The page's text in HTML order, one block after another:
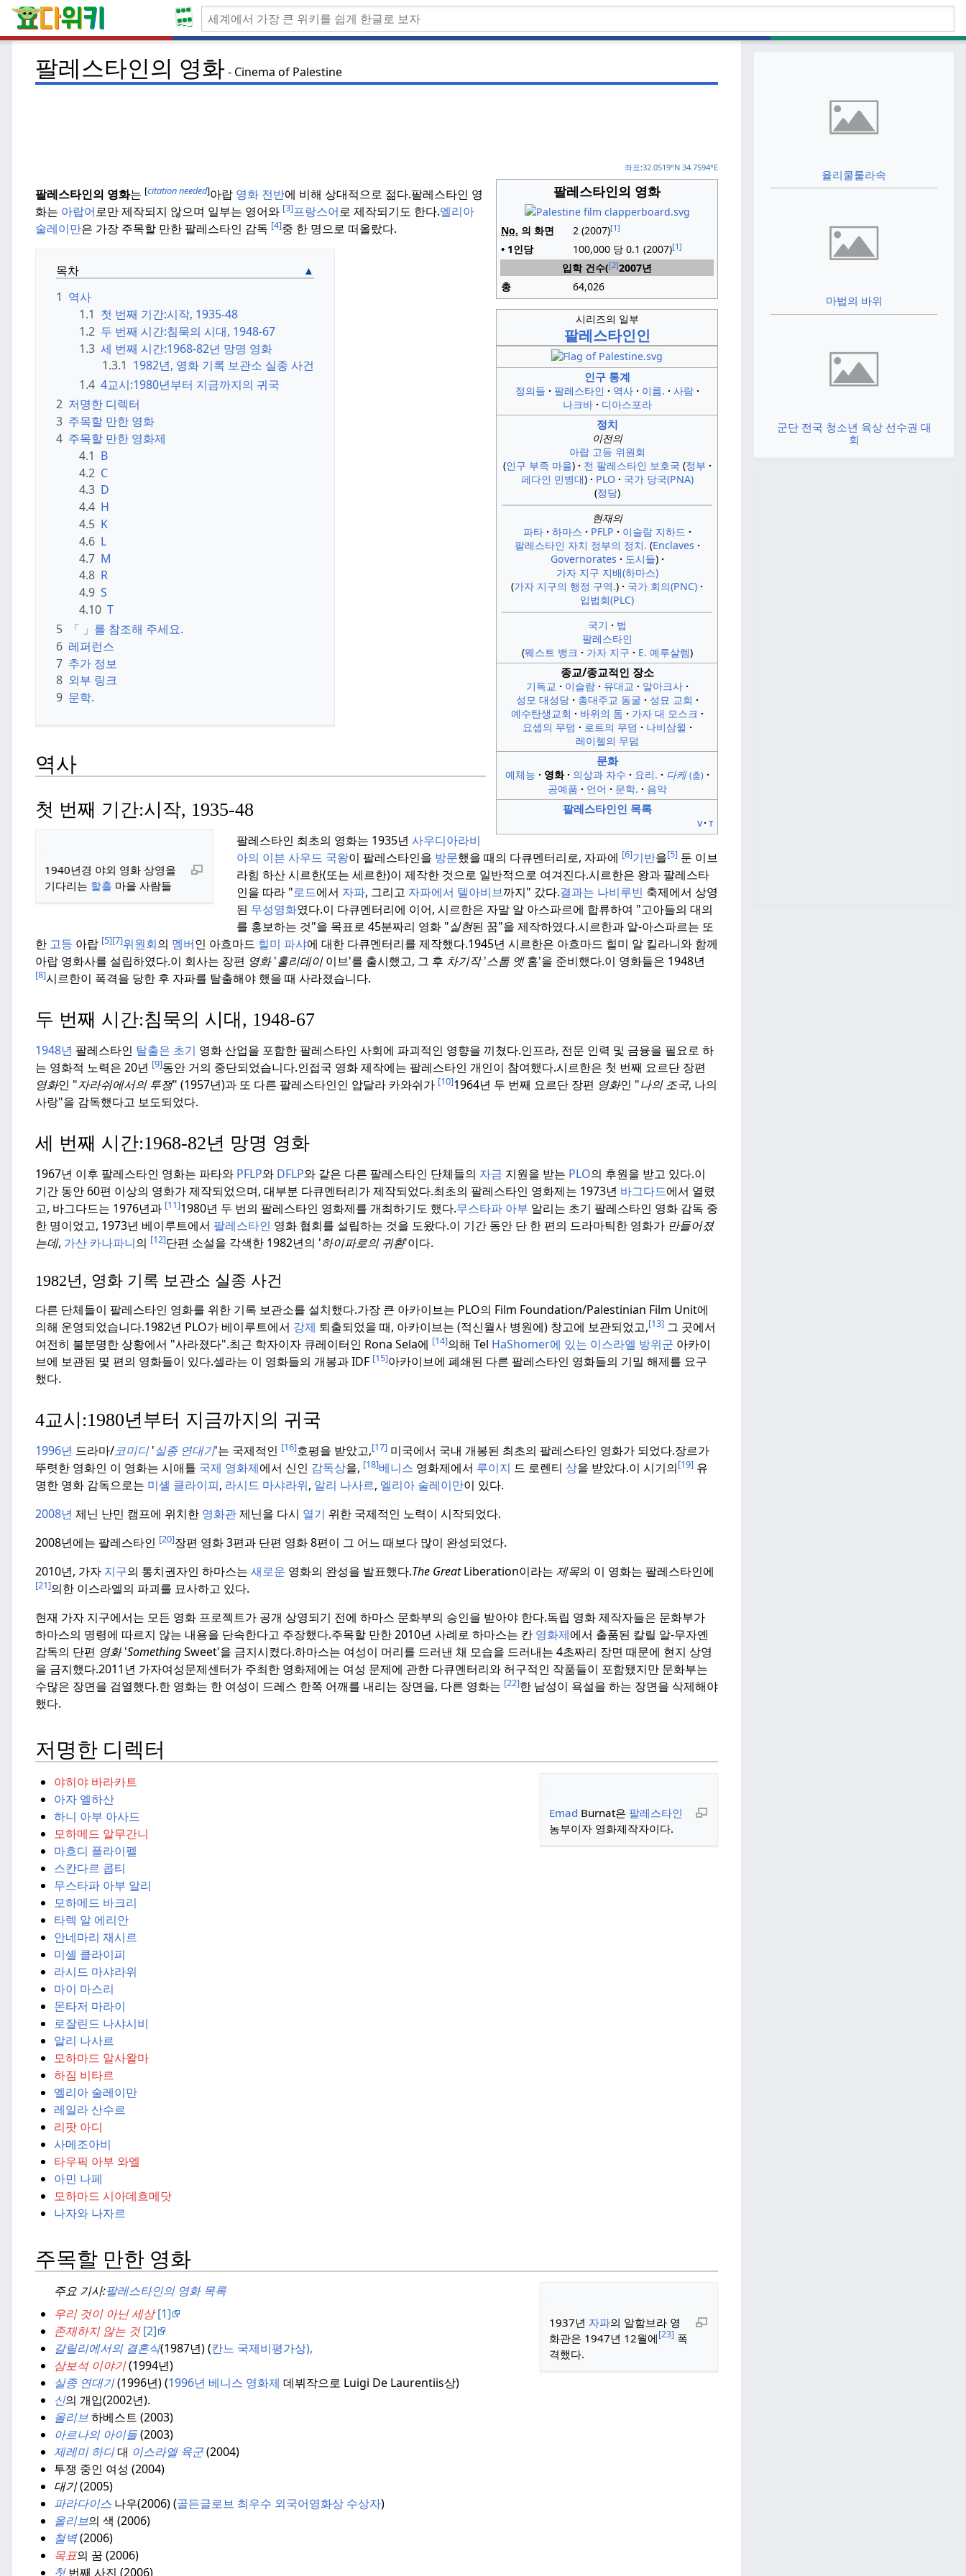
팔레스타인의 영화 Cinema of Palestine
팔레스타인의 영화
No. 의 화면 2 (2007)[1]
• 1인당 100,000 당 0.1 (2007)[1]
입학 건수([2]2007년
총
64,026
시리즈의 일부
팔레스타인인
인구 통계
정의들 팔레스타인 역사 이름.
사람
나크바
디아스포라
정치
이전의
아랍 고등 위원회
인구 부족 마을
전 팔레스타인 보호국 정부
페다인 민병대
PLO
국가 당국(PNA)
(정당)
현재의
파타
하마스 PFLP
이슬람 지하드
팔레스타인 자치 정부의 정치. Enclaves
Governorates
도시들
가자 지구 지배(하마스)
가자 지구의 행정 구역.
국가 회의(PNC)
입법회(PLC)
국기
법
팔레스타인
웨스트 뱅크
가자 지구 E. 예루살렘
종교/종교적인 장소
기독교 이슬람 유대교
알아크사
성모 대성당
총대주교 동굴
성묘 교회
예수탄생교회
바위의 돔
가자 대 모스크
요셉의 무덤
로트의 무덤
나비삼윌
레이첼의 무덤
문화
예체능 영화 의상과 자수 요리. 다케 (춤)
공예품 언어 문학. 음악
팔레스타인인 목록
v t
팔레스타인의 영화는 [citation needed]아랍 영화 전반에 비해 상대적으로 젊다.팔레스타인 영
화는 아랍어로만 제작되지 않으며 일부는 영어와 [3]프랑스어로 제작되기도 한다.엘리아
술레이만은 가장 주목할 만한 팔레스타인 감독 [4]중 한 명으로 떠올랐다.
목차
1 역사
1.1 첫 번째 기간:시작, 1935-48
1.2 두 번째 시간:침묵의 시대, 1948-67
1.3 세 번째 시간:1968-82년 망명 영화
1.3.1 1982년, 영화 기록 보관소 실종 사건
1.4 4교시:1980년부터 지금까지의 귀국
2 저명한 디렉터
3 주목할 만한 영화
4 주목할 만한 영화제
4.1 B
4.2 C
4.3 D
4.4 H
4.5 K
4.6 L
4.7 M
4.8 R
4.9 S
4.10 T
5
「 」를 참조해 주세요.
6 레퍼런스
7 추가 정보
8 외부 링크
9 문학.
역사
첫 번째 기간:시작, 1935-48
1940년경 야외 영화 상영을
기다리는 할훌 마을 사람들
팔레스타인 최초의 영화는 1935년 사우디아라비
아의 이븐 사우드 국왕이 팔레스타인을 방문했을 때의 다큐멘터리로, 자파에 [6]기반을[5] 둔 이브
라힘 하산 시르한(또는 세르한)이 제작한 것으로 일반적으로 여겨진다.시르한은 왕과 팔레스타
인을 따라 "로드에서 자파, 그리고 자파에서 텔아비브까지" 갔다.결과는 나비루빈 축제에서 상영
된 무성영화였다.이 다큐멘터리에 이어, 시르한은 자말 알 아스파르에 합류하여 "고아들의 대의
를 홍보하는 것"을 목표로 45분짜리 영화 "실현된 꿈"을 제작하였다.시르한과 알-아스파르는 또
한 고등 아랍 [5][7]위원회의 멤버인 아흐마드 힐미 파샤에 대한 다큐멘터리를 제작했다.1945년 시르한은 아흐마드 힐미 알 킬라니와 함께
아랍 영화사를 설립하였다.이 회사는 장편 영화'홀리데이이브'를 출시했고, 그 후 차기작'스톰 앳홈'을 준비했다.이 영화들은 1948년
[8]시르한이 폭격을 당한 후 자파를 탈출해야 했을 때 사라졌습니다.
두 번째 시간:침묵의 시대, 1948-67
1948년 팔레스타인 탈출은 초기 영화 산업을 포함한 팔레스타인 사회에 파괴적인 영향을 끼쳤다.인프라, 전문 인력 및 금융을 필요로 하
는 영화적 노력은 20년 [9]동안 거의 중단되었습니다.인접국 영화 제작에는 팔레스타인 개인이 참여했다.시르한은 첫 번째 요르단 장편
영화인 "자라쉬에서의 투쟁" (1957년)과 또 다른 팔레스타인인 압달라 카와쉬가 [10]1964년 두 번째 요르단 장편 영화인 "나의 조국, 나의
사랑"을 감독했다고 보도되었다.
세 번째 시간:1968-82년 망명 영화
1967년 이후 팔레스타인 영화는 파타와 PFLP와 DFLP와 같은 다른 팔레스타인 단체들의 자금 지원을 받는 PLO의 후원을 받고 있다.이
기간 동안 60편 이상의 영화가 제작되었으며, 대부분 다큐멘터리가 제작되었다.최초의 팔레스타인 영화제는 1973년 바그다드에서 열렸
고, 바그다드는 1976년과 [11]1980년 두 번의 팔레스타인 영화제를 개최하기도 했다.무스타파 아부 알리는 초기 팔레스타인 영화 감독 중
한 명이었고, 1973년 베이루트에서 팔레스타인 영화 협회를 설립하는 것을 도왔다.이 기간 동안 단 한 편의 드라마틱한 영화가 만들어졌
는데, 가산 카나파니의 [12]단편 소설을 각색한 1982년의 '하이파로의 귀환'이다.
1982년, 영화 기록 보관소 실종 사건
다른 단체들이 팔레스타인 영화를 위한 기록 보관소를 설치했다.가장 큰 아카이브는 PLO의 Film Foundation/Palestinian Film Unit에
의해 운영되었습니다.1982년 PLO가 베이루트에서 강제 퇴출되었을 때, 아카이브는 (적신월사 병원에) 창고에 보관되었고,[13] 그 곳에서
여전히 불분명한 상황에서 "사라졌다".최근 학자이자 큐레이터인 Rona Sela에 [14]의해 Tel HaShomer에 있는 이스라엘 방위군 아카이
브에 보관된 몇 편의 영화들이 있다.셀라는 이 영화들의 개봉과 IDF [15]아카이브에 폐쇄된 다른 팔레스타인 영화들의 기밀 해제를 요구
했다.
4교시:1980년부터 지금까지의 귀국
1996년 드라마/코미디'실종 연대기'는 국제적인 [16]호평을 받았고,[17] 미국에서 국내 개봉된 최초의 팔레스타인 영화가 되었다.장르가
뚜렷한 영화인 이 영화는 시애틀 국제 영화제에서 신인 감독상을, [18]베니스 영화제에서 루이지 드 로렌티 상을 받았다.이 시기의[19] 유
명한 영화 감독으로는 미셸 클라이피, 라시드 마샤라위, 알리 나사르, 엘리아 술레이만이 있다.
2008년 제닌 난민 캠프에 위치한 영화관제닌을 다시 열기 위한 국제적인 노력이 시작되었다.
2008년에는 팔레스타인 [20]장편 영화 3편과 단편 영화 8편이 그 어느 때보다 많이 완성되었다.
2010년, 가자 지구의 통치권자인 하마스는 새로운 영화의 완성을 발표했다.The GreatLiberation이라는 제목의 이 영화는 팔레스타인에
[21]의한 이스라엘의 파괴를 묘사하고 있다.
현재 가자 지구에서는 모든 영화 프로젝트가 공개 상영되기 전에 하마스 문화부의 승인을 받아야 한다.독립 영화 제작자들은 문화부가
하마스의 명령에 따르지 않는 내용을 단속한다고 주장했다.주목할 만한 2010년 사례로 하마스는 칸 영화제에서 출품된 칼릴 알-무자옌
감독의 단편 영화'SomethingSweet'을 금지시켰다.하마스는 여성이 머리를 드러낸 채 모습을 드러내는 4초짜리 장면 때문에 현지 상영
을 금지했다.2011년 가자여성문제센터가 주최한 영화제에는 여성 문제에 관한 다큐멘터리와 허구적인 작품들이 포함됐지만 문화부는
수많은 장면을 검열했다.한 영화는 한 여성이 드레스 한쪽 어깨를 내리는 장면을, 다른 영화는 [22]한 남성이 욕설을 하는 장면을 삭제해야
했다.
저명한 디렉터
Emad Burnat은 팔레스타인
농부이자 영화제작자이다.
야히야 바라카트
아자 엘하산
하니 아부 아사드
모하메드 알무간니
마흐디 플라이펠
스칸다르 콥티
무스타파 아부 알리
모하메드 바크리
타렉 알 에리안
안네마리 재시르
미셸 클라이피
라시드 마샤라위
마이 마스리
몬타저 마라이
로잘린드 나샤시비
알리 나사르
모하마드 알사왈마
하짐 비타르
엘리아 술레이만
레일라 산수르
리팟 아디
사메조아비
타우픽 아부 와엘
아민 나페
모하마드 시아데흐메닷
나자와 나자르
주목할 만한 영화
1937년 자파의 알함브라 영
화관은 1947년 12월에[23] 폭
격했다.
주요 기사:팔레스타인의 영화 목록
우리 것이 아닌 세상 [1]
존재하지 않는 것 [2]
갈릴리에서의 결혼식(1987년) (칸느 국제비평가상),
삼보석 이야기(1994년)
실종 연대기(1996년) (1996년 베니스 영화제 데뷔작으로 Luigi De Laurentiis상)
신의 개입(2002년).
올리브하베스트 (2003)
아르나의 아이들(2003)
제레미 하디대 이스라엘 육군(2004)
투쟁 중인 여성 (2004)
대기(2005)
파라다이스나우(2006) (골든글로브 최우수 외국어영화상 수상자)
올리브의 색 (2006)
철벽(2006)
목표의 꿈 (2006)
첫번째 사진 (2006)
좌표:32.0519°N 34.7594°E
율리쿨룰라속
마법의 바위
군단 전국 청소년 육상 선수권 대
회